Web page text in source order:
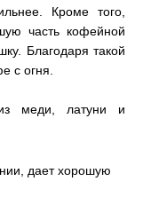
Кроме того,
часть кофейной
Благодаря такой
с огня.
меди, латуни и
дает хорошую